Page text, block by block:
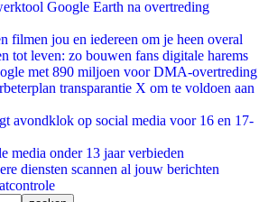
Google Earth na overtreding
filmen jou en iedereen om je heen overal
tot leven: zo bouwen fans digitale harems
met 890 miljoen voor DMA-overtreding
transparantie X om te voldoen aan
avondklok op social media voor 16 en 17-
media onder 13 jaar verbieden
diensten scannen al jouw berichten